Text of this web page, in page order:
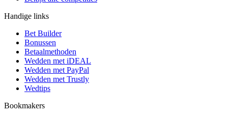
Handige links
Bet Builder
Bonussen
Betaalmethoden
Wedden met iDEAL
Wedden met PayPal
Wedden met Trustly
Wedtips
Bookmakers